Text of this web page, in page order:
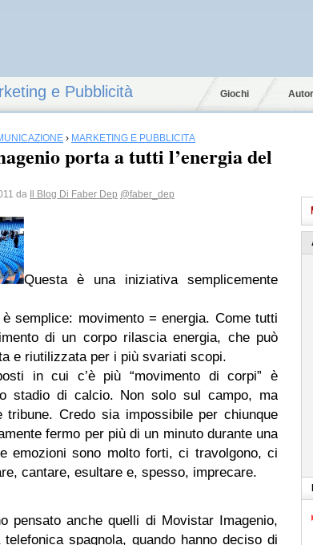
e Pubblicità Giochi
› MARKETING E PUBBLICITÀ
porta a tutti l’energia del
da Il Blog Di Faber Dep @faber_dep
Questa è una iniziativa semplicemente
è semplice: movimento = energia. Come tutti
di un corpo rilascia energia, che può
e riutilizzata per i più svariati scopi.
in cui c’è più “movimento di corpi” è
stadio di calcio. Non solo sul campo, ma
tribune. Credo sia impossibile per chiunque
fermo per più di un minuto durante una
emozioni sono molto forti, ci travolgono, ci
cantare, esultare e, spesso, imprecare.
pensato anche quelli di Movistar Imagenio,
telefonica spagnola, quando hanno deciso di